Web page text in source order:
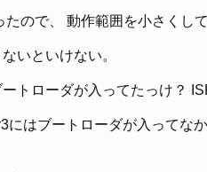
ので、 動作範囲を小さくして
いといけない。
トローダが入ってたっけ？
にはブートローダが入ってな